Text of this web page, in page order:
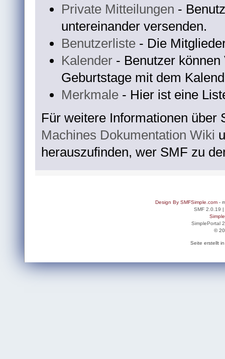
Private Mitteilungen -
untereinander versenden.
Benutzerliste - Die
Kalender - Benutzer
Geburtstage mit dem
Merkmale - Hier ist eine
Für weitere Informationen
Machines Dokumentation Wiki
herauszufinden, wer SMF zu
Design By SMFSimple.com-
SMF 2.0.19 |
SimplePortal
©
Seite erstellt